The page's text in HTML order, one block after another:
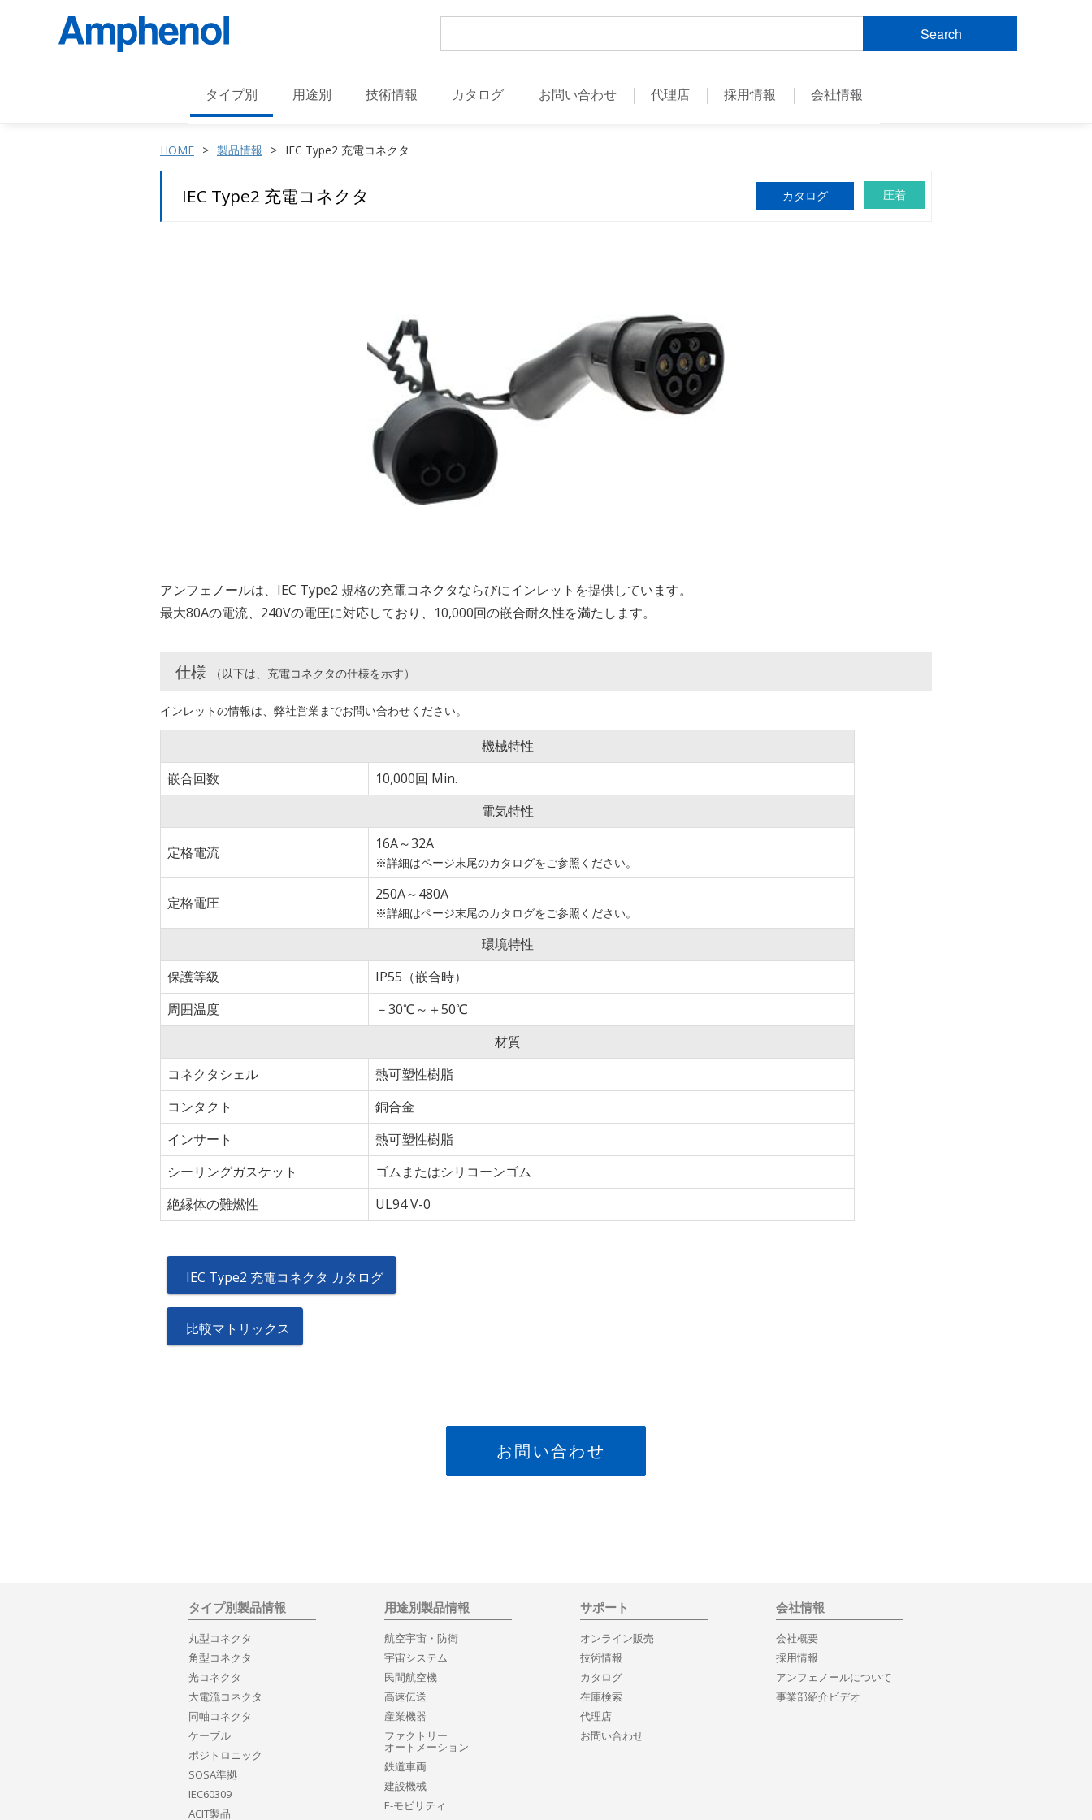
Search
タイプ別 用途別 技術情報 カタログ お問い合わせ 代理店 採用情報 会社情報
HOME 製品情報 IEC Type2 充電コネクタ
IEC Type2 充電コネクタ カタログ 圧着
アンフェノールは、IEC Type2 規格の充電コネクタならびにインレットを提供しています。
最大80Aの電流、240Vの電圧に対応しており、10,000回の嵌合耐久性を満たします。
仕様 （以下は、充電コネクタの仕様を示す）
インレットの情報は、弊社営業までお問い合わせください。
機械特性
嵌合回数
10,000回 Min.
電気特性
定格電流 16A～32A
※詳細はページ末尾のカタログをご参照ください。
定格電圧 250A～480A
※詳細はページ末尾のカタログをご参照ください。
環境特性
保護等級
IP55（嵌合時）
周囲温度
－30℃～＋50℃
材質
コネクタシェル
熱可塑性樹脂
コンタクト
銅合金
インサート
熱可塑性樹脂
シーリングガスケット
ゴムまたはシリコーンゴム
絶縁体の難燃性
UL94 V-0
IEC Type2 充電コネクタ カタログ
比較マトリックス
お問い合わせ
タイプ別製品情報
丸型コネクタ
角型コネクタ
光コネクタ
大電流コネクタ
同軸コネクタ
ケーブル
ポジトロニック
SOSA準拠
IEC60309
ACIT製品
用途別製品情報
航空宇宙・防衛
宇宙システム
民間航空機
高速伝送
産業機器
ファクトリー
オートメーション
鉄道車両
建設機械
E-モビリティ
サポート
オンライン販売
技術情報
カタログ
在庫検索
代理店
お問い合わせ
会社情報
会社概要
採用情報
アンフェノールについて
事業部紹介ビデオ